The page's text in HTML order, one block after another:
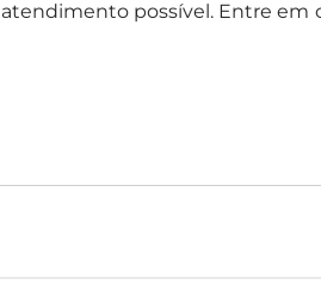
possível. Entre em